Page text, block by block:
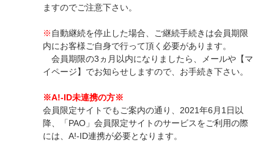
ますのでご注意下さい。
※ 自動継続を停止した場合、ご継続手続きは会員期限
内にお客様ご自身で行って頂く必要があります。
会員期限の3ヵ月以内になりましたら、メールや【マ
イページ】でお知らせしますので、お手続き下さい。
※A!-ID未連携の方※
会員限定サイトでもご案内の通り、2021年6月1日以
降、「PAO」会員限定サイトのサービスをご利用の際
には、A!-ID連携が必要となります。